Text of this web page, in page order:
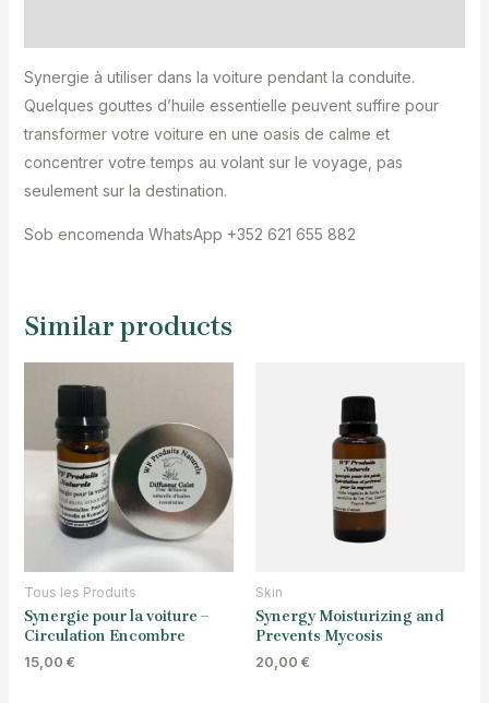
Synergie à utiliser dans la voiture pendant la conduite.
Quelques gouttes d’huile essentielle peuvent suffire pour
transformer votre voiture en une oasis de calme et
concentrer votre temps au volant sur le voyage, pas
seulement sur la destination.
Sob encomenda WhatsApp +352 621 655 882
Similar products
Tous les Produits
Synergie pour la voiture –
Circulation Encombre
15,00 €
Skin
Synergy Moisturizing and
Prevents Mycosis
20,00 €